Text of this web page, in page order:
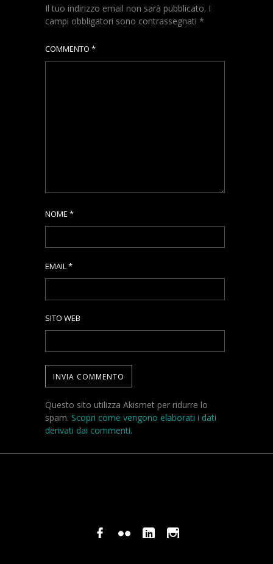
Il tuo indirizzo email non sarà pubblicato. I
campi obbligatori sono contrassegnati *
COMMENTO *
NOME *
EMAIL*
SITO WEB
Questo sito utilizza Akismet per ridurre lo
spam. Scopri come vengono elaborati i dati
derivati dai commenti.